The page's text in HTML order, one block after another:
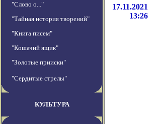
"Слово о..."
"Тайная история творений"
"Книга писем"
"Кошачий ящик"
"Золотые прииски"
"Сердитые стрелы"
КУЛЬТУРА
17.11.2021
13:26